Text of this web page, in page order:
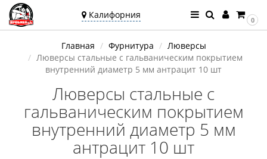
Калифорния
Калифорния
Угадали?
0
Главная Фурнитура
Люверсы
Люверсы стальные с гальваническим покрытием
внутренний диаметр 5 мм антрацит 10 шт
Люверсы стальные с
гальваническим покрытием
внутренний диаметр 5 мм
антрацит 10 шт